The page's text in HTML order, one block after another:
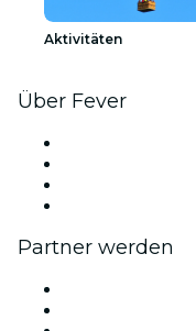
Aktivitäten
Über Fever
Partner werden